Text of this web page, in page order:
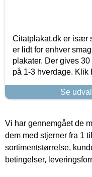
Citatplakat.dk er især
er lidt for enhver
plakater. Der gives
på 1-3 hverdage. Klik
Se
Vi har gennemgået de
dem med stjerner fra 1
sortimentstørrelse,
betingelser,